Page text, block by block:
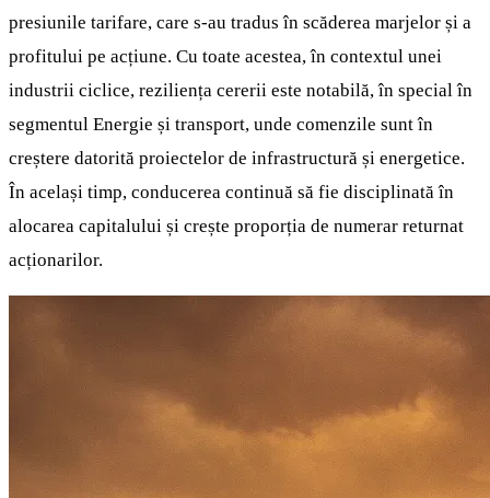
presiunile tarifare, care s-au tradus în scăderea marjelor și a
profitului pe acțiune. Cu toate acestea, în contextul unei
industrii ciclice, reziliența cererii este notabilă, în special în
segmentul Energie și transport, unde comenzile sunt în
creștere datorită proiectelor de infrastructură și energetice.
În același timp, conducerea continuă să fie disciplinată în
alocarea capitalului și crește proporția de numerar returnat
acționarilor.